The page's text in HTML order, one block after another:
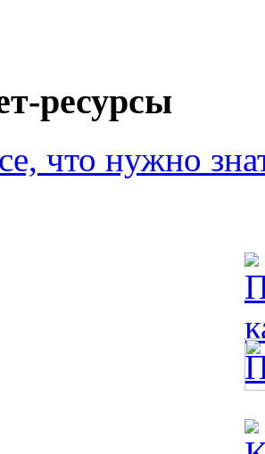
ресурсы
что нужно